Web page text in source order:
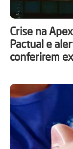
Crise na
Pactual e
conferirem